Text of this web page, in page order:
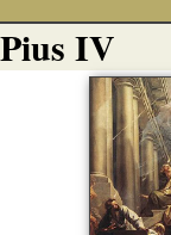
Pius IV